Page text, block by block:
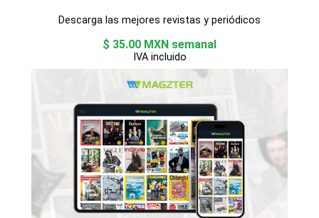
Descarga las mejores revistas y periódicos
$ 35.00 MXN semanal
IVA incluido